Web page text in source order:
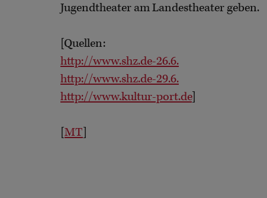
Jugendtheater am Landestheater geben.
[Quellen:
http://www.shz.de-26.6.
http://www.shz.de-29.6.
http://www.kultur-port.de]
MT